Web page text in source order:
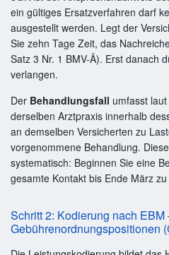
ein gültiges Ersatzverfahren darf
ausgestellt werden. Legt der
Sie zehn Tage Zeit, das
Satz 3 Nr. 1 BMV-Ä). Erst danach
verlangen.
Der Behandlungsfall umfasst
derselben Arztpraxis innerhalb
an demselben Versicherten zu
vorgenommene Behandlung.
systematisch: Beginnen Sie eine
gesamte Kontakt bis Ende März
Schritt 2: Kodierung nach
Gebührenordnungspositionen